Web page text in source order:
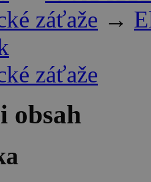
záťaže →
záťaže
obsah